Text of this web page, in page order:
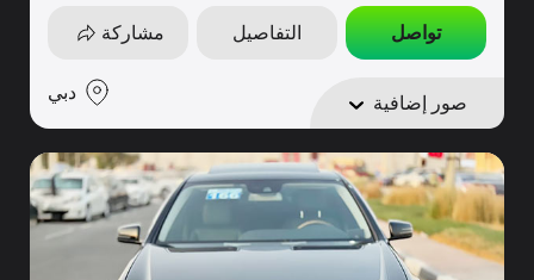
تواصل التفاصيل مشاركة
صور إضافية دبي